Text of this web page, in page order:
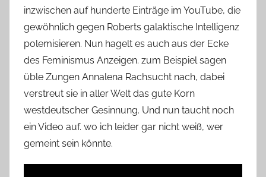
inzwischen auf hunderte Einträge im YouTube, die
gewöhnlich gegen Roberts galaktische Intelligenz
polemisieren. Nun hagelt es auch aus der Ecke
des Feminismus Anzeigen. zum Beispiel sagen
üble Zungen Annalena Rachsucht nach, dabei
verstreut sie in aller Welt das gute Korn
westdeutscher Gesinnung. Und nun taucht noch
ein Video auf. wo ich leider gar nicht weiß, wer
gemeint sein könnte.